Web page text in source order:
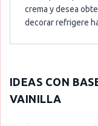
crema y desea
decorar refrigere
IDEAS CON
VAINILLA